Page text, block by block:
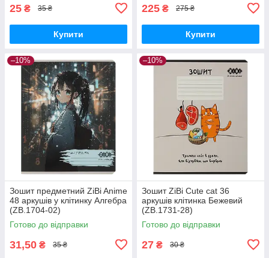
25 ₴ 35 ₴
Купити
225 ₴ 275 ₴
Купити
–10%
Зошит предметний ZiBi Anime
48 аркушів у клітинку Алгебра
(ZB.1704-02)
Готово до відправки
31,50 ₴ 35 ₴
–10%
Зошит ZiBi Cute cat 36
аркушів клітинка Бежевий
(ZB.1731-28)
Готово до відправки
27 ₴ 30 ₴